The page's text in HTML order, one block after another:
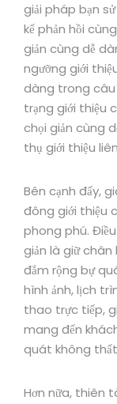
giải pháp bạn
kế phản hồi
giản cùng dễ
ngưỡng giới
dàng trong câu
trạng giới thiệu
chọi giản cùng
thụ giới thiệu
Bên cạnh đấy,
đông giới thiệu
phong phú.
giản là giữ chân
đắm rộng bự
hình ảnh, lịch
thao trực tiếp,
mang đến
quát không
Hơn nữa, thiên